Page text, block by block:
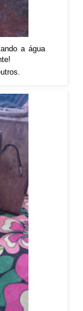
a água